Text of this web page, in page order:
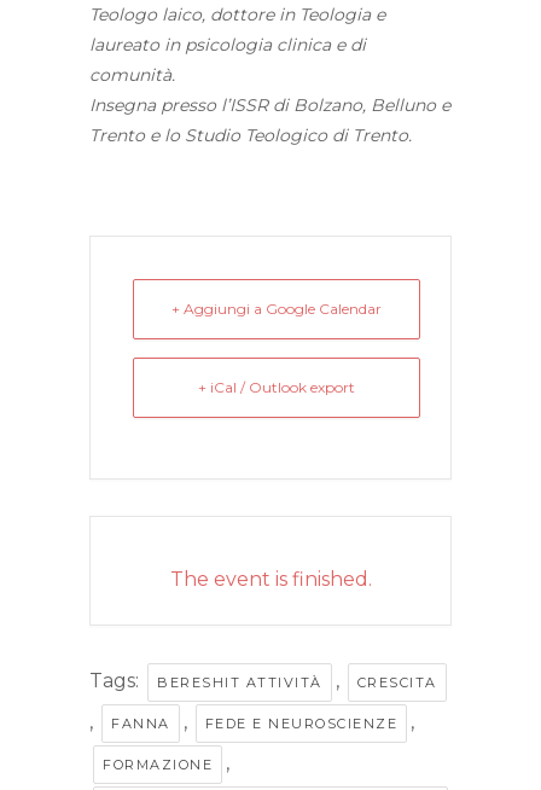
Teologo laico, dottore in Teologia e
laureato in psicologia clinica e di
comunità.
Insegna presso l’ISSR di Bolzano, Belluno e
Trento e lo Studio Teologico di Trento.
+ Aggiungi a Google Calendar
+ iCal / Outlook export
The event is finished.
Tags: BERESHIT ATTIVITÀ , CRESCITA
, FANNA , FEDE E NEUROSCIENZE ,
FORMAZIONE ,